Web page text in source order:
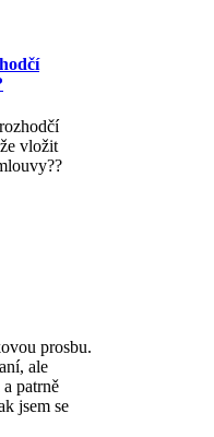
vložit
prosbu.
ale
patrně
jsem se